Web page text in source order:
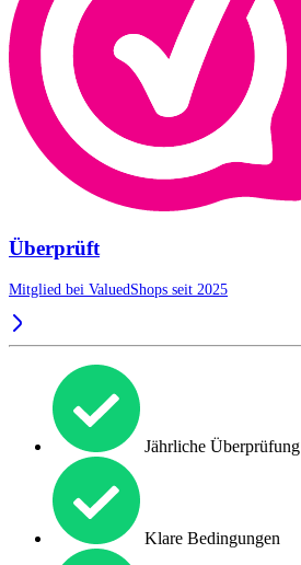
Überprüft
Mitglied bei ValuedShops seit 2025
Jährliche Überprüfung
Klare Bedingungen